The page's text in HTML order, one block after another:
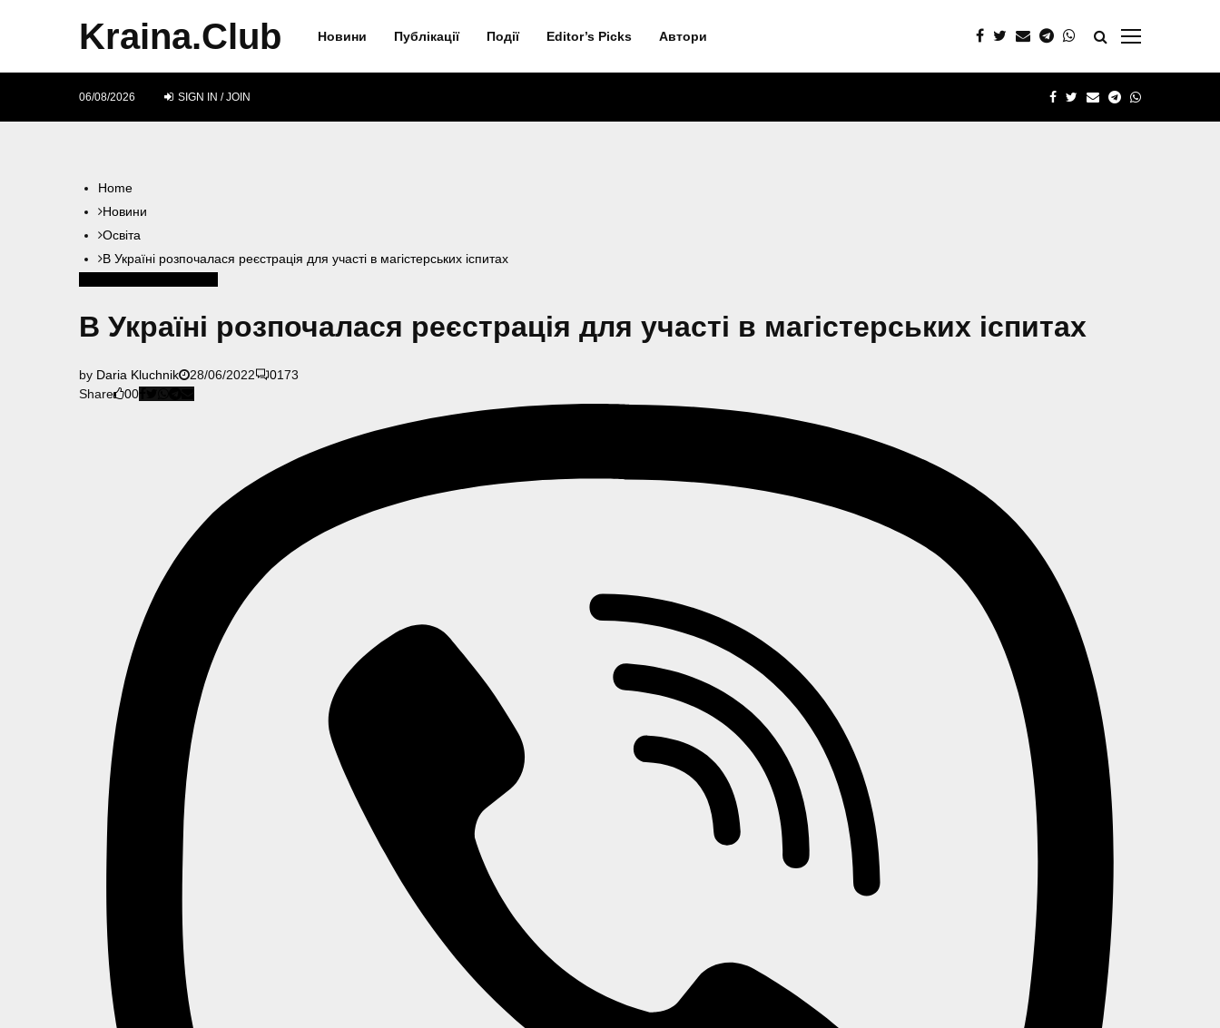
Kraina.Club Новини Публікації Події Editor’s Picks Автори
06/08/2026 SIGN IN / JOIN FACEBOOK
TWITTER
EMAILTELEGRAM
WHATSAPP
Home
Новини
Освіта
В Україні розпочалася реєстрація для участі в магістерських іспитах
В Україні розпочалася реєстрація для участі в магістерських іспитах
by Daria Kluchnik 28/06/2022 0173
Share
00